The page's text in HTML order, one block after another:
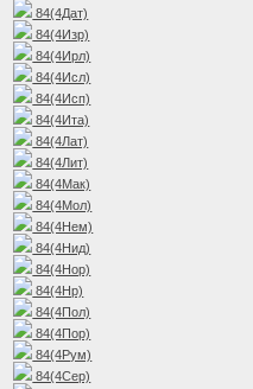
84(4Дат)
84(4Изр)
84(4Ирл)
84(4Исл)
84(4Исп)
84(4Ита)
84(4Лат)
84(4Лит)
84(4Мак)
84(4Мол)
84(4Нем)
84(4Нид)
84(4Нор)
84(4Нр)
84(4Пол)
84(4Пор)
84(4Рум)
84(4Сер)